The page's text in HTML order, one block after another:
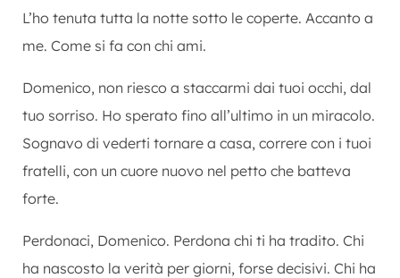
L’ho tenuta tutta la notte sotto le coperte. Accanto a
me. Come si fa con chi ami.
Domenico, non riesco a staccarmi dai tuoi occhi, dal
tuo sorriso. Ho sperato fino all’ultimo in un miracolo.
Sognavo di vederti tornare a casa, correre con i tuoi
fratelli, con un cuore nuovo nel petto che batteva
forte.
Perdonaci, Domenico. Perdona chi ti ha tradito. Chi
ha nascosto la verità per giorni, forse decisivi. Chi ha